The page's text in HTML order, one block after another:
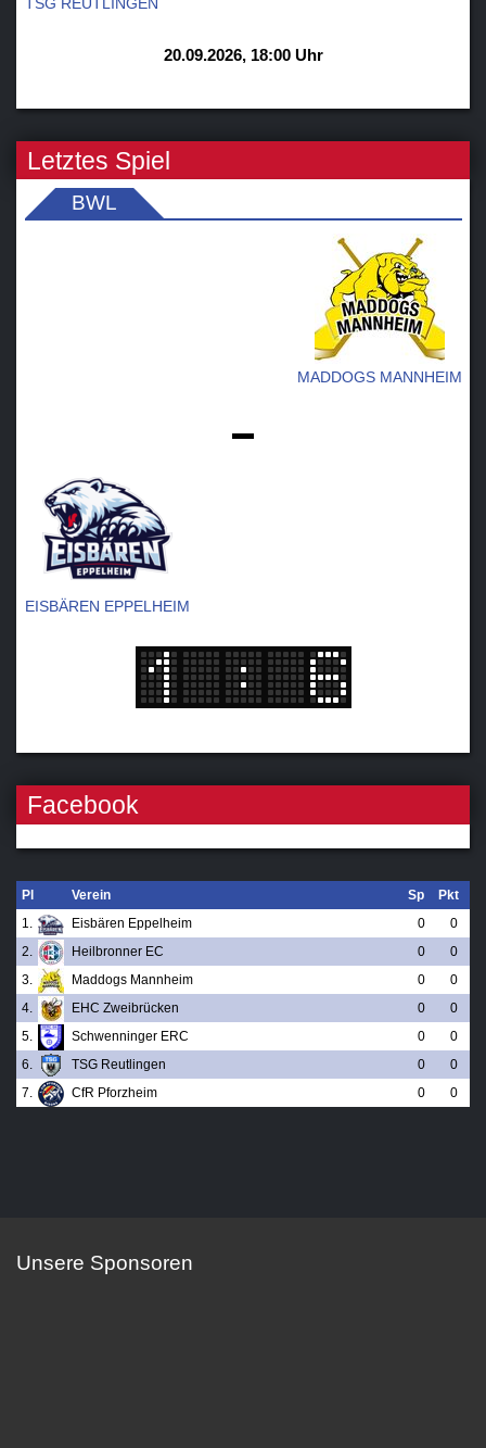
TSG REUTLINGEN
20.09.2026, 18:00 Uhr
Letztes Spiel
BWL
MADDOGS MANNHEIM
-
EISBÄREN EPPELHEIM
Facebook
Pl Verein Sp
Pkt
1.
Eisbären Eppelheim 0
0
2.
Heilbronner EC 0
0
3.
Maddogs Mannheim 0
0
4.
EHC Zweibrücken 0
0
5.
Schwenninger ERC 0
0
6.
TSG Reutlingen 0
0
7.
CfR Pforzheim 0 0
Unsere Sponsoren